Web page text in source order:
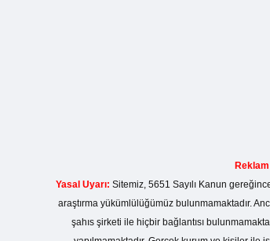
Yasal Uyarı: Sitemiz, 5651 Sayılı Kanun
araştırma yükümlülüğümüz bulunmamaktadır.
şahıs şirketi ile hiçbir bağlantısı